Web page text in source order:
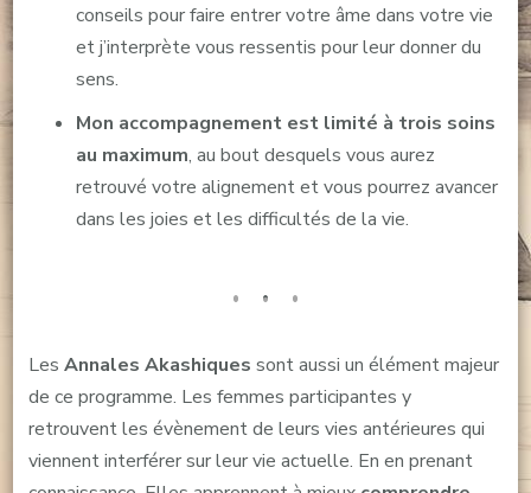
conseils pour faire entrer votre âme dans votre vie
et j’interprète vous ressentis pour leur donner du
sens.
Mon accompagnement est limité à trois soins
au maximum, au bout desquels vous aurez
retrouvé votre alignement et vous pourrez avancer
dans les joies et les difficultés de la vie.
Les Annales Akashiques sont aussi un élément majeur
de ce programme. Les femmes participantes y
retrouvent les évènement de leurs vies antérieures qui
viennent interférer sur leur vie actuelle. En en prenant